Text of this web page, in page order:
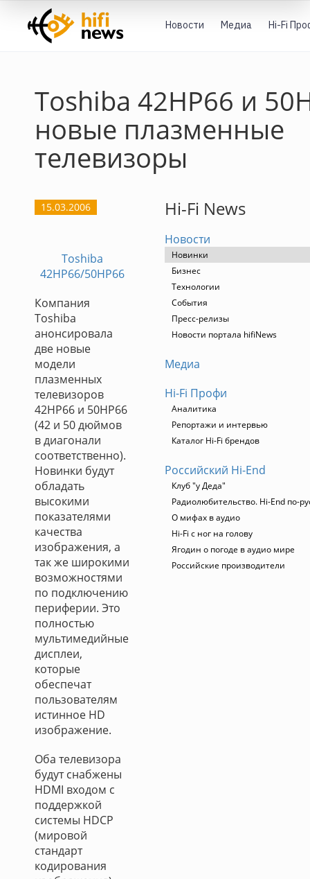
Новости Медиа Hi-Fi
Toshiba 42HP66 и
новые плазменные
телевизоры
15.03.2006
Toshiba
42HP66/50HP66
Компания
Toshiba
анонсировала
две новые
модели
плазменных
телевизоров
42HP66 и 50HP66
(42 и 50 дюймов
в диагонали
соответственно).
Новинки будут
обладать
высокими
показателями
качества
изображения, а
так же широкими
возможностями
по подключению
периферии. Это
полностью
мультимедийные
дисплеи,
которые
обеспечат
пользователям
истинное HD
изображение.
Оба телевизора
будут снабжены
HDMI входом с
поддержкой
системы HDCP
(мировой
стандарт
кодирования
Hi-Fi News
Новости
Новинки
Бизнес
Технологии
События
Пресс-релизы
Новости портала hifiNews
Медиа
Hi-Fi Профи
Аналитика
Репортажи и интервью
Каталог Hi-Fi брендов
Российский Hi-End
Клуб "у Деда"
Радиолюбительство. Hi-End по-
О мифах в аудио
Hi-Fi с ног на голову
Ягодин о погоде в аудио мире
Российские производители